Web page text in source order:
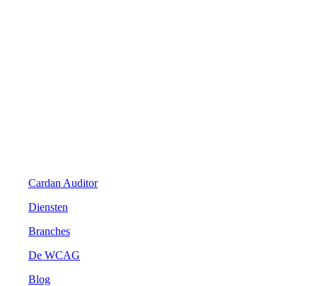
Cardan Auditor
Diensten
Branches
De WCAG
Blog